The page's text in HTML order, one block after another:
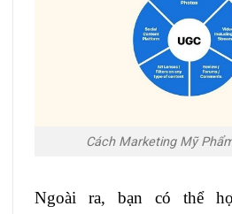
Cách Marketing Mỹ
Ngoài ra, bạn có thể